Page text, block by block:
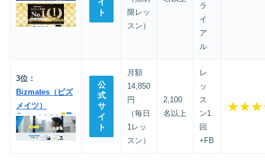
ト
限レッ
スン）
ラ
イ
ア
ル
3位：
Bizmates（ビズ
メイツ）
公
式
サ
イ
ト
月額
14,850
円
（毎日
1レッ
スン）
2,100
名以上
レ
ッ
ス
ン1
回
+FB